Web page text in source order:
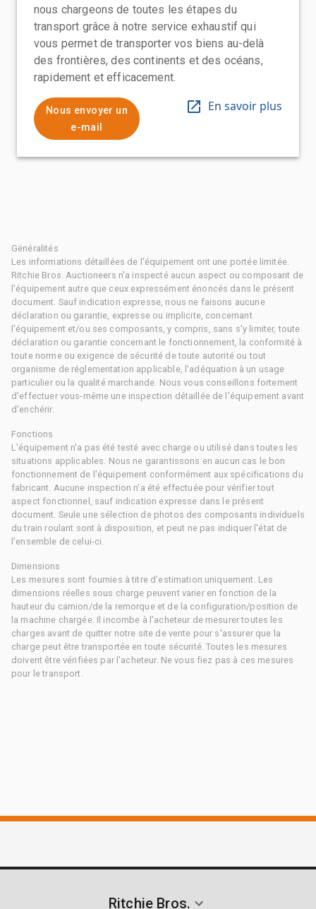
nous chargeons de toutes les étapes du
transport grâce à notre service exhaustif qui
vous permet de transporter vos biens au-delà
des frontières, des continents et des océans,
rapidement et efficacement.
Nous envoyer un
e-mail
En savoir plus
Généralités
Les informations détaillées de l'équipement ont une portée limitée.
Ritchie Bros. Auctioneers n'a inspecté aucun aspect ou composant de
l'équipement autre que ceux expressément énoncés dans le présent
document. Sauf indication expresse, nous ne faisons aucune
déclaration ou garantie, expresse ou implicite, concernant
l'équipement et/ou ses composants, y compris, sans s'y limiter, toute
déclaration ou garantie concernant le fonctionnement, la conformité à
toute norme ou exigence de sécurité de toute autorité ou tout
organisme de réglementation applicable, l'adéquation à un usage
particulier ou la qualité marchande. Nous vous conseillons fortement
d'effectuer vous-même une inspection détaillée de l'équipement avant
d'enchérir.
Fonctions
L'équipement n'a pas été testé avec charge ou utilisé dans toutes les
situations applicables. Nous ne garantissons en aucun cas le bon
fonctionnement de l'équipement conformément aux spécifications du
fabricant. Aucune inspection n'a été effectuée pour vérifier tout
aspect fonctionnel, sauf indication expresse dans le présent
document. Seule une sélection de photos des composants individuels
du train roulant sont à disposition, et peut ne pas indiquer l'état de
l'ensemble de celui-ci.
Dimensions
Les mesures sont fournies à titre d'estimation uniquement. Les
dimensions réelles sous charge peuvent varier en fonction de la
hauteur du camion/de la remorque et de la configuration/position de
la machine chargée. Il incombe à l'acheteur de mesurer toutes les
charges avant de quitter notre site de vente pour s'assurer que la
charge peut être transportée en toute sécurité. Toutes les mesures
doivent être vérifiées par l'acheteur. Ne vous fiez pas à ces mesures
pour le transport.
Ritchie Bros.